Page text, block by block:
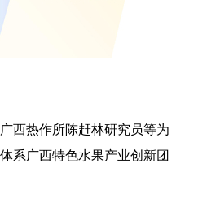
西热作所陈赶林研究员等为
系广西特色水果产业创新团